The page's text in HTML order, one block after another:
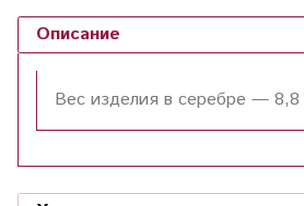
Описание
Вес изделия в серебре — 8,8